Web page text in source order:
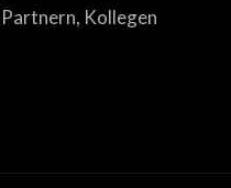
Kollegen